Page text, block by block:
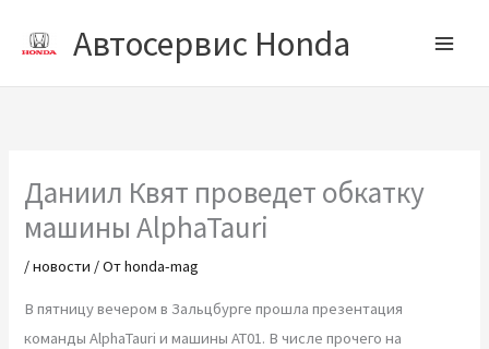
Автосервис Honda
Даниил Квят проведет обкатку
машины AlphaTauri
/новости / Отhonda-mag
В пятницу вечером в Зальцбурге прошла презентация
команды AlphaTauri и машины AT01. В числе прочего на